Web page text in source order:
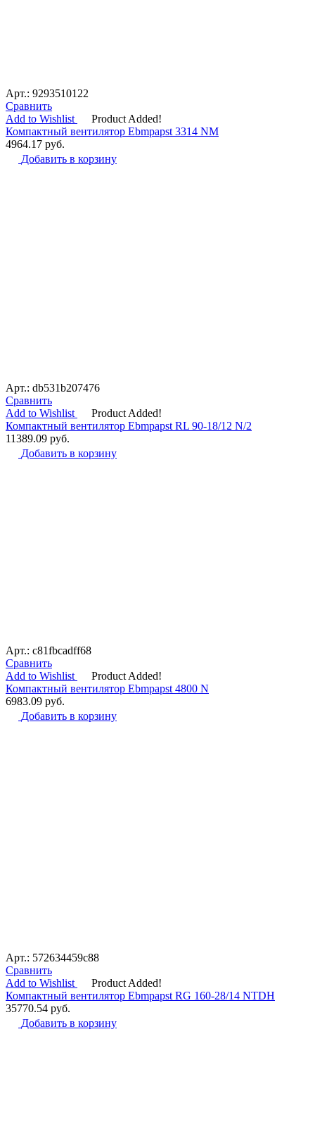
Арт.: 9293510122
Сравнить
Add to Wishlist
Product Added!
Компактный вентилятор Ebmpapst 3314 NM
4964.17 руб.
Добавить в корзину
Арт.: db531b207476
Сравнить
Add to Wishlist
Product Added!
Компактный вентилятор Ebmpapst RL 90-18/12 N/2
11389.09 руб.
Добавить в корзину
Арт.: c81fbcadff68
Сравнить
Add to Wishlist
Product Added!
Компактный вентилятор Ebmpapst 4800 N
6983.09 руб.
Добавить в корзину
Арт.: 572634459c88
Сравнить
Add to Wishlist
Product Added!
Компактный вентилятор Ebmpapst RG 160-28/14 NTDH
35770.54 руб.
Добавить в корзину